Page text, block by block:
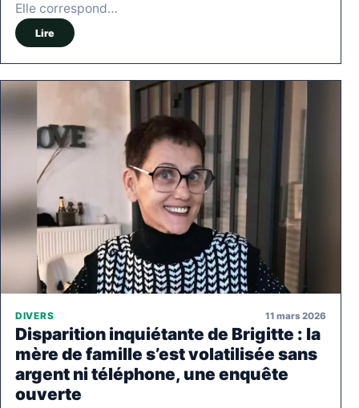
Elle correspond…
Lire
DIVERS 11 mars 2026
Disparition inquiétante de Brigitte : la
mère de famille s’est volatilisée sans
argent ni téléphone, une enquête
ouverte